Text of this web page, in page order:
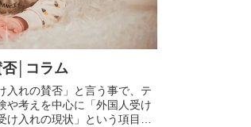
│コラム
入れの賛否」と言う事で、テ
や考えを中心に「外国人受け
け入れの現状」という項目に